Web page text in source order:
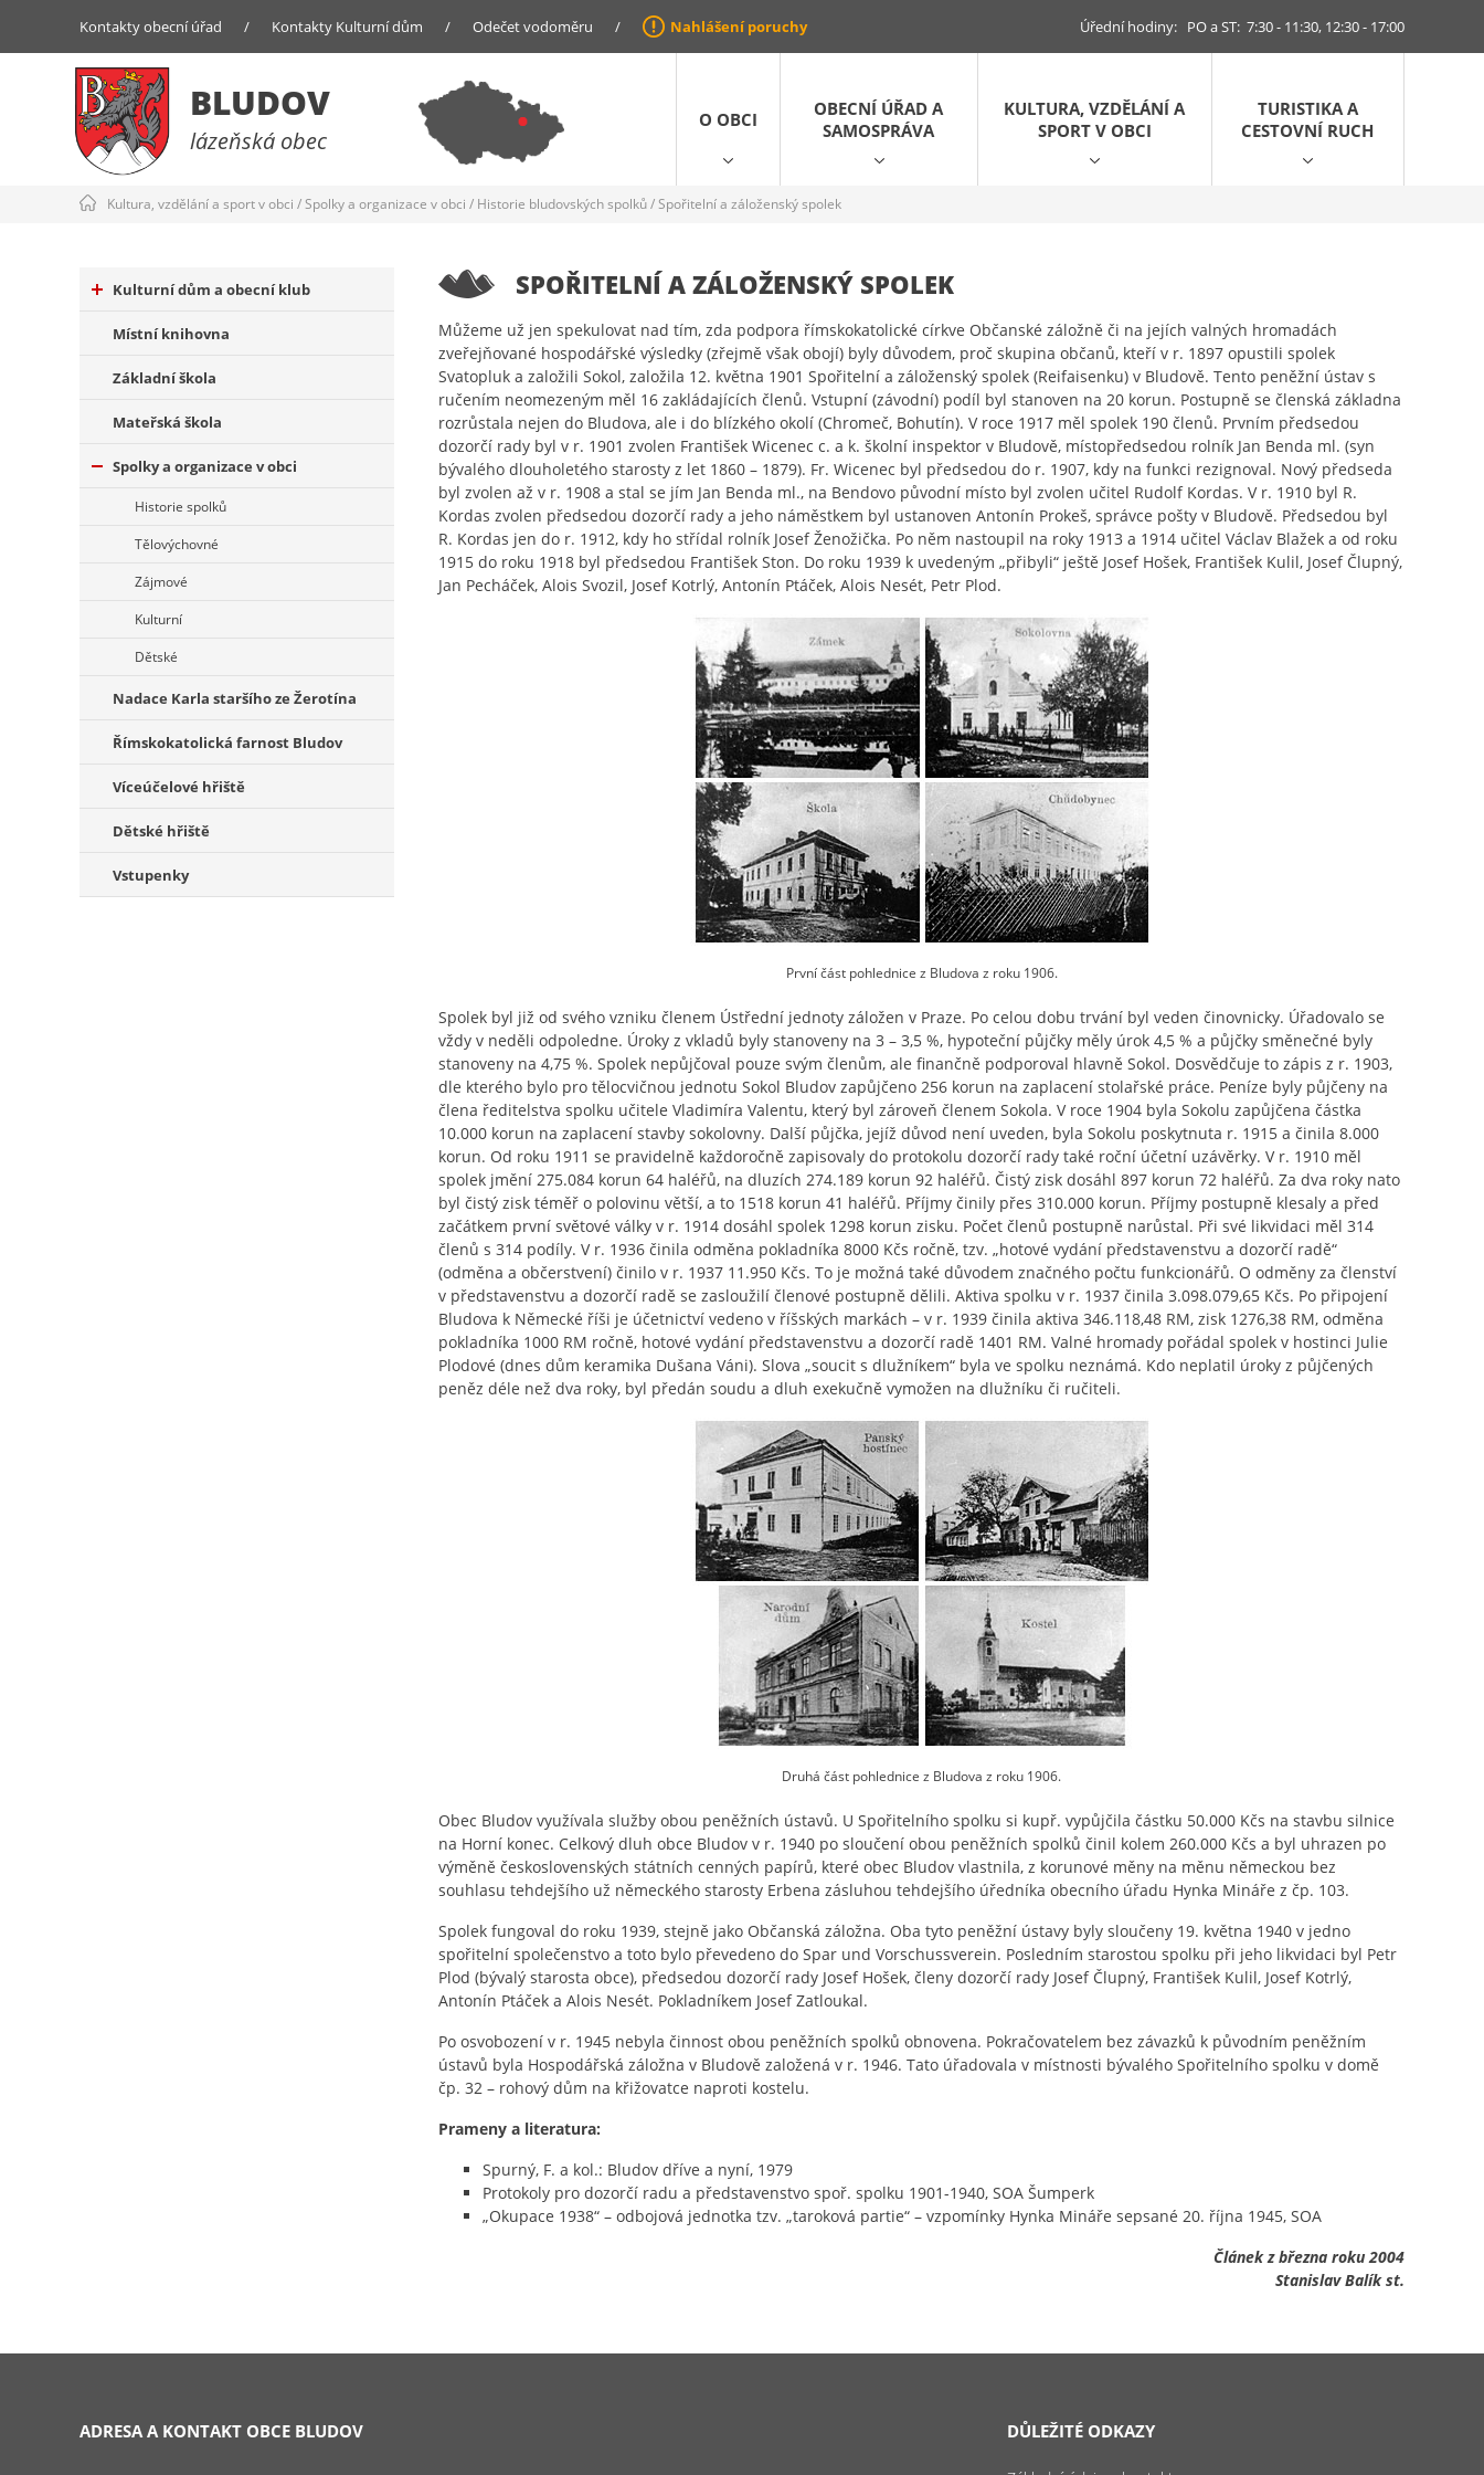
Kontakty obecní úřad / Kontakty Kulturní dům / Odečet vodoměru / Nahlášení poruchy Úřední hodiny: PO a ST: 7:30 - 11:30, 12:30 - 17:00
BLUDOV
lázeňská obec
O OBCI
OBECNÍ ÚŘAD A
SAMOSPRÁVA
KULTURA, VZDĚLÁNÍ A
SPORT V OBCI
TURISTIKA A
CESTOVNÍ RUCH
Kultura, vzdělání a sport v obci /Spolky a organizace v obci / Historie bludovských spolků/Spořitelní a záloženský spolek
Kulturní dům a obecní klub
Místní knihovna
Základní škola
Mateřská škola
Spolky a organizace v obci
Historie spolků
Tělovýchovné
Zájmové
Kulturní
Dětské
Nadace Karla staršího ze Žerotína
Římskokatolická farnost Bludov
Víceúčelové hřiště
Dětské hřiště
Vstupenky
SPOŘITELNÍ A ZÁLOŽENSKÝ SPOLEK
Můžeme už jen spekulovat nad tím, zda podpora římskokatolické církve Občanské záložně či na jejích valných hromadách
zveřejňované hospodářské výsledky (zřejmě však obojí) byly důvodem, proč skupina občanů, kteří v r. 1897 opustili spolek
Svatopluk a založili Sokol, založila 12. května 1901 Spořitelní a záloženský spolek (Reifaisenku) v Bludově. Tento peněžní ústav s
ručením neomezeným měl 16 zakládajících členů. Vstupní (závodní) podíl byl stanoven na 20 korun. Postupně se členská základna
rozrůstala nejen do Bludova, ale i do blízkého okolí (Chromeč, Bohutín). V roce 1917 měl spolek 190 členů. Prvním předsedou
dozorčí rady byl v r. 1901 zvolen František Wicenec c. a k. školní inspektor v Bludově, místopředsedou rolník Jan Benda ml. (syn
bývalého dlouholetého starosty z let 1860 – 1879). Fr. Wicenec byl předsedou do r. 1907, kdy na funkci rezignoval. Nový předseda
byl zvolen až v r. 1908 a stal se jím Jan Benda ml., na Bendovo původní místo byl zvolen učitel Rudolf Kordas. V r. 1910 byl R.
Kordas zvolen předsedou dozorčí rady a jeho náměstkem byl ustanoven Antonín Prokeš, správce pošty v Bludově. Předsedou byl
R. Kordas jen do r. 1912, kdy ho střídal rolník Josef Ženožička. Po něm nastoupil na roky 1913 a 1914 učitel Václav Blažek a od roku
1915 do roku 1918 byl předsedou František Ston. Do roku 1939 k uvedeným „přibyli“ ještě Josef Hošek, František Kulil, Josef Člupný,
Jan Pecháček, Alois Svozil, Josef Kotrlý, Antonín Ptáček, Alois Nesét, Petr Plod.
První část pohlednice z Bludova z roku 1906.
Spolek byl již od svého vzniku členem Ústřední jednoty záložen v Praze. Po celou dobu trvání byl veden činovnicky. Úřadovalo se
vždy v neděli odpoledne. Úroky z vkladů byly stanoveny na 3 – 3,5 %, hypoteční půjčky měly úrok 4,5 % a půjčky směnečné byly
stanoveny na 4,75 %. Spolek nepůjčoval pouze svým členům, ale finančně podporoval hlavně Sokol. Dosvědčuje to zápis z r. 1903,
dle kterého bylo pro tělocvičnou jednotu Sokol Bludov zapůjčeno 256 korun na zaplacení stolařské práce. Peníze byly půjčeny na
člena ředitelstva spolku učitele Vladimíra Valentu, který byl zároveň členem Sokola. V roce 1904 byla Sokolu zapůjčena částka
10.000 korun na zaplacení stavby sokolovny. Další půjčka, jejíž důvod není uveden, byla Sokolu poskytnuta r. 1915 a činila 8.000
korun. Od roku 1911 se pravidelně každoročně zapisovaly do protokolu dozorčí rady také roční účetní uzávěrky. V r. 1910 měl
spolek jmění 275.084 korun 64 haléřů, na dluzích 274.189 korun 92 haléřů. Čistý zisk dosáhl 897 korun 72 haléřů. Za dva roky nato
byl čistý zisk téměř o polovinu větší, a to 1518 korun 41 haléřů. Příjmy činily přes 310.000 korun. Příjmy postupně klesaly a před
začátkem první světové války v r. 1914 dosáhl spolek 1298 korun zisku. Počet členů postupně narůstal. Při své likvidaci měl 314
členů s 314 podíly. V r. 1936 činila odměna pokladníka 8000 Kčs ročně, tzv. „hotové vydání představenstvu a dozorčí radě“
(odměna a občerstvení) činilo v r. 1937 11.950 Kčs. To je možná také důvodem značného počtu funkcionářů. O odměny za členství
v představenstvu a dozorčí radě se zasloužilí členové postupně dělili. Aktiva spolku v r. 1937 činila 3.098.079,65 Kčs. Po připojení
Bludova k Německé říši je účetnictví vedeno v říšských markách – v r. 1939 činila aktiva 346.118,48 RM, zisk 1276,38 RM, odměna
pokladníka 1000 RM ročně, hotové vydání představenstvu a dozorčí radě 1401 RM. Valné hromady pořádal spolek v hostinci Julie
Plodové (dnes dům keramika Dušana Váni). Slova „soucit s dlužníkem“ byla ve spolku neznámá. Kdo neplatil úroky z půjčených
peněz déle než dva roky, byl předán soudu a dluh exekučně vymožen na dlužníku či ručiteli.
Druhá část pohlednice z Bludova z roku 1906.
Obec Bludov využívala služby obou peněžních ústavů. U Spořitelního spolku si kupř. vypůjčila částku 50.000 Kčs na stavbu silnice
na Horní konec. Celkový dluh obce Bludov v r. 1940 po sloučení obou peněžních spolků činil kolem 260.000 Kčs a byl uhrazen po
výměně československých státních cenných papírů, které obec Bludov vlastnila, z korunové měny na měnu německou bez
souhlasu tehdejšího už německého starosty Erbena zásluhou tehdejšího úředníka obecního úřadu Hynka Mináře z čp. 103.
Spolek fungoval do roku 1939, stejně jako Občanská záložna. Oba tyto peněžní ústavy byly sloučeny 19. května 1940 v jedno
spořitelní společenstvo a toto bylo převedeno do Spar und Vorschussverein. Posledním starostou spolku při jeho likvidaci byl Petr
Plod (bývalý starosta obce), předsedou dozorčí rady Josef Hošek, členy dozorčí rady Josef Člupný, František Kulil, Josef Kotrlý,
Antonín Ptáček a Alois Nesét. Pokladníkem Josef Zatloukal.
Po osvobození v r. 1945 nebyla činnost obou peněžních spolků obnovena. Pokračovatelem bez závazků k původním peněžním
ústavů byla Hospodářská záložna v Bludově založená v r. 1946. Tato úřadovala v místnosti bývalého Spořitelního spolku v domě
čp. 32 – rohový dům na křižovatce naproti kostelu.
Prameny a literatura:
Spurný, F. a kol.: Bludov dříve a nyní, 1979
Protokoly pro dozorčí radu a představenstvo spoř. spolku 1901-1940, SOA Šumperk
„Okupace 1938“ – odbojová jednotka tzv. „taroková partie“ – vzpomínky Hynka Mináře sepsané 20. října 1945, SOA
Článek z března roku 2004
Stanislav Balík st.
ADRESA A KONTAKT OBCE BLUDOV DŮLEŽITÉ ODKAZY